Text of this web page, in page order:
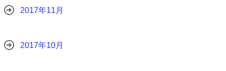
2017年11月
2017年10月